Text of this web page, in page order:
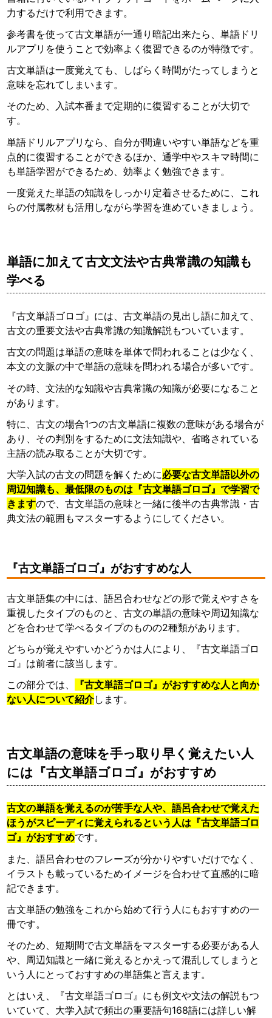
力するだけで利用できます。
参考書を使って古文単語が一通り暗記出来たら、単語ドリ
ルアプリを使うことで効率よく復習できるのが特徴です。
古文単語は一度覚えても、しばらく時間がたってしまうと
意味を忘れてしまいます。
そのため、入試本番まで定期的に復習することが大切で
す。
単語ドリルアプリなら、自分が間違いやすい単語などを重
点的に復習することができるほか、通学中やスキマ時間に
も単語学習ができるため、効率よく勉強できます。
一度覚えた単語の知識をしっかり定着させるために、これ
らの付属教材も活用しながら学習を進めていきましょう。
単語に加えて古文文法や古典常識の知識も
学べる
『古文単語ゴロゴ』には、古文単語の見出し語に加えて、
古文の重要文法や古典常識の知識解説もついています。
古文の問題は単語の意味を単体で問われることは少なく、
本文の文脈の中で単語の意味を問われる場合が多いです。
その時、文法的な知識や古典常識の知識が必要になること
があります。
特に、古文の場合1つの古文単語に複数の意味がある場合が
あり、その判別をするために文法知識や、省略されている
主語の読み取ることが大切です。
大学入試の古文の問題を解くために必要な古文単語以外の
周辺知識も、最低限のものは『古文単語ゴロゴ』で学習で
きますので、古文単語の意味と一緒に後半の古典常識・古
典文法の範囲もマスターするようにしてください。
『古文単語ゴロゴ』がおすすめな人
古文単語集の中には、語呂合わせなどの形で覚えやすさを
重視したタイプのものと、古文の単語の意味や周辺知識な
どを合わせて学べるタイプのものの2種類があります。
どちらが覚えやすいかどうかは人により、『古文単語ゴロ
ゴ』は前者に該当します。
この部分では、
『古文単語ゴロゴ』がおすすめな人と向か
ない人について紹介します。
古文単語の意味を手っ取り早く覚えたい人
には『古文単語ゴロゴ』がおすすめ
古文の単語を覚えるのが苦手な人や、語呂合わせで覚えた
ほうがスピーディに覚えられるという人は『古文単語ゴロ
ゴ』がおすすめです。
また、語呂合わせのフレーズが分かりやすいだけでなく、
イラストも載っているためイメージを合わせて直感的に暗
記できます。
古文単語の勉強をこれから始めて行う人にもおすすめの一
冊です。
そのため、短期間で古文単語をマスターする必要がある人
や、周辺知識と一緒に覚えるとかえって混乱してしまうと
いう人にとっておすすめの単語集と言えます。
とはいえ、『古文単語ゴロゴ』にも例文や文法の解説もつ
いていて、大学入試で頻出の重要語句168語には詳しい解